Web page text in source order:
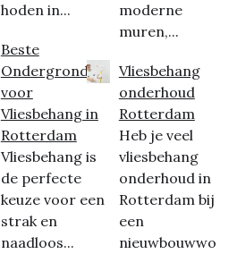
hoden in...
Beste
Ondergrond
voor
Vliesbehang in
Rotterdam
Vliesbehang is
de perfecte
keuze voor een
strak en
naadloos...
moderne
muren,...
Vliesbehang
onderhoud
Rotterdam
Heb je veel
vliesbehang
onderhoud in
Rotterdam bij
een
nieuwbouwwo